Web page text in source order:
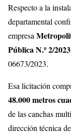
Respecto a la
departamental
empresa
Pública N.º 2/2023
06673/2023.
Esa licitación
48.000 metros
de las canchas
dirección técnica